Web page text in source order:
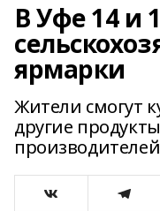
В Уфе 14 и
ярмарки
Жители смогут
другие
производителей